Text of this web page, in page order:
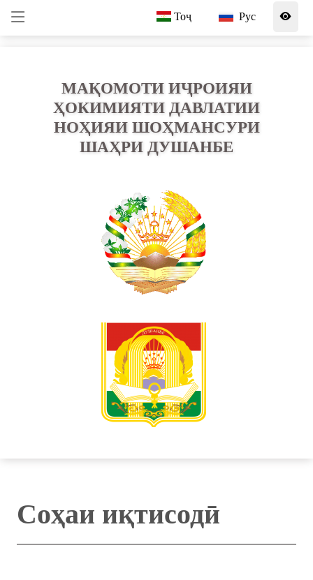
Тоҷ Рус
МАҚОМОТИ ИҶРОИЯИ
ҲОКИМИЯТИ ДАВЛАТИИ
НОҲИЯИ ШОҲМАНСУРИ
ШАҲРИ ДУШАНБЕ
Соҳаи иқтисодӣ